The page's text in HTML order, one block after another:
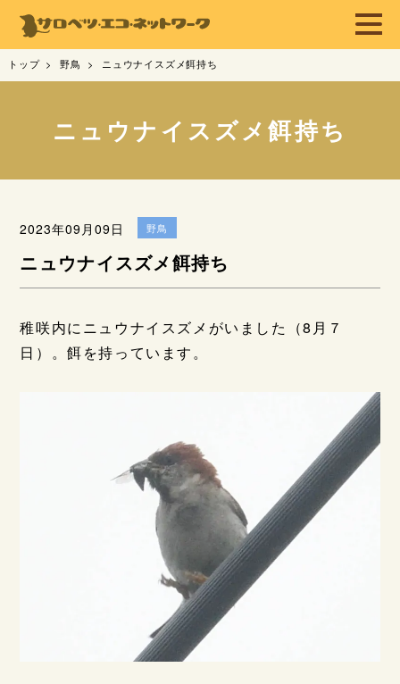
トップ 野鳥 ニュウナイスズメ餌持ち
ニュウナイスズメ餌持ち
2023年09月09日 野鳥
ニュウナイスズメ餌持ち
稚咲内にニュウナイスズメがいました（8月７
日）。餌を持っています。